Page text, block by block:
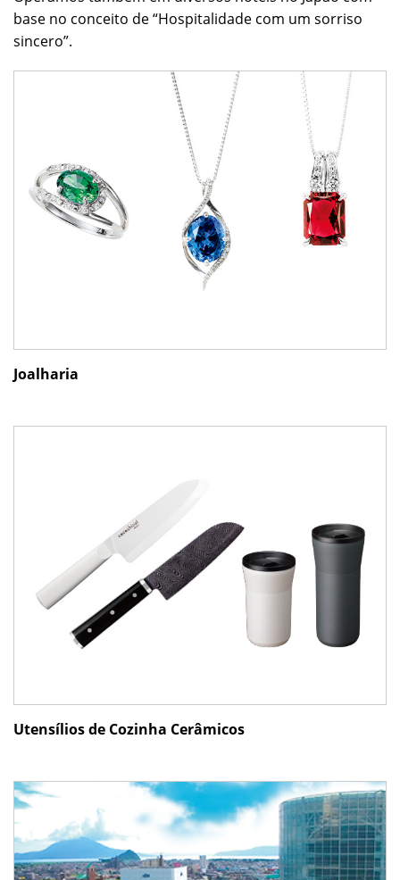
base no conceito de “Hospitalidade com um sorriso
sincero”.
Joalharia
Utensílios de Cozinha Cerâmicos